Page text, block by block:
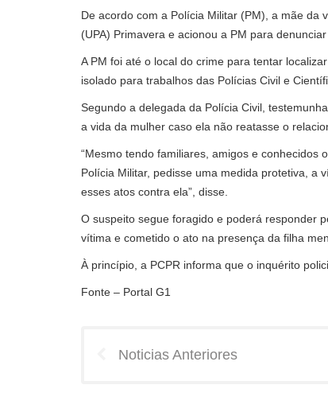
De acordo com a Polícia Militar (PM), a mãe da
(UPA) Primavera e acionou a PM para
A PM foi até o local do crime para tentar
isolado para trabalhos das Polícias Civil e
Segundo a delegada da Polícia Civil,
a vida da mulher caso ela não reatasse o
“Mesmo tendo familiares, amigos e conhecidos
Polícia Militar, pedisse uma medida protetiva, a
esses atos contra ela”, disse.
O suspeito segue foragido e poderá responder
vítima e cometido o ato na presença da filha
À princípio, a PCPR informa que o inquérito
Fonte – Portal G1
Noticias Anteriores